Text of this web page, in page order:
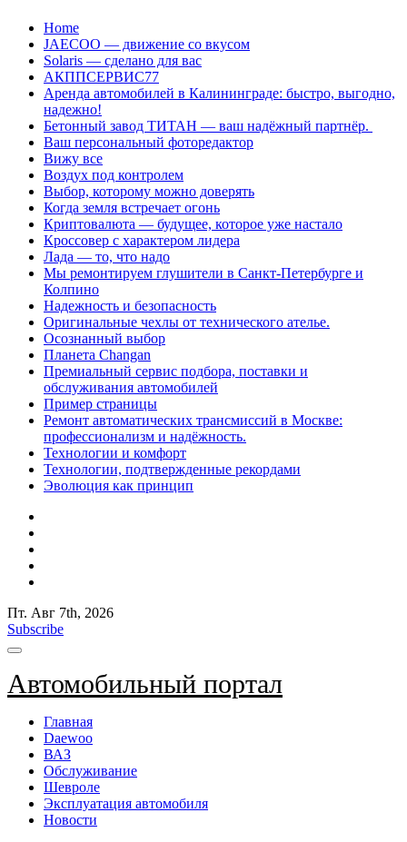
Перейти
содержанию
Home
JAECOO — движение со вкусом
Solaris — сделано для вас
АКППСЕРВИС77
Аренда автомобилей в Калининграде: быстро, выгодно,
надежно!
Бетонный завод ТИТАН — ваш надёжный партнёр.
Ваш персональный фоторедактор
Вижу все
Воздух под контролем
Выбор, которому можно доверять
Когда земля встречает огонь
Криптовалюта — будущее, которое уже настало
Кроссовер с характером лидера
Лада — то, что надо
Мы ремонтируем глушители в Санкт-Петербурге и
Колпино
Надежность и безопасность
Оригинальные чехлы от технического ателье.
Осознанный выбор
Планета Changan
Премиальный сервис подбора, поставки и
обслуживания автомобилей
Пример страницы
Ремонт автоматических трансмиссий в Москве:
профессионализм и надёжность.
Технологии и комфорт
Технологии, подтвержденные рекордами
Эволюция как принцип
Пт. Авг 7th, 2026
Subscribe
Автомобильный портал
Главная
Daewoo
ВАЗ
Обслуживание
Шевроле
Эксплуатация автомобиля
Новости